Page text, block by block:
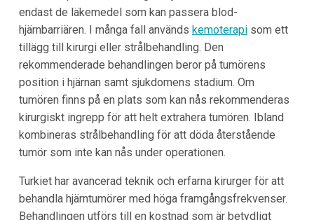
endast de läkemedel som kan passera blod-
hjärnbarriären. I många fall används kemoterapisom ett
tillägg till kirurgi eller strålbehandling. Den
rekommenderade behandlingen beror på tumörens
position i hjärnan samt sjukdomens stadium. Om
tumören finns på en plats som kan nås rekommenderas
kirurgiskt ingrepp för att helt extrahera tumören. Ibland
kombineras strålbehandling för att döda återstående
tumör som inte kan nås under operationen.
Turkiethar avancerad teknik och erfarna kirurger för att
behandla hjärntumörer med höga framgångsfrekvenser.
Behandlingen utförs till en kostnad som är betydligt